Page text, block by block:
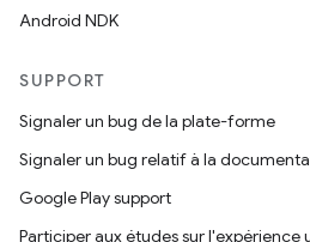
Android NDK
SUPPORT
Signaler un bug de la plate-forme
Signaler un bug relatif à la
Google Play support
Participer aux études sur l'expérience